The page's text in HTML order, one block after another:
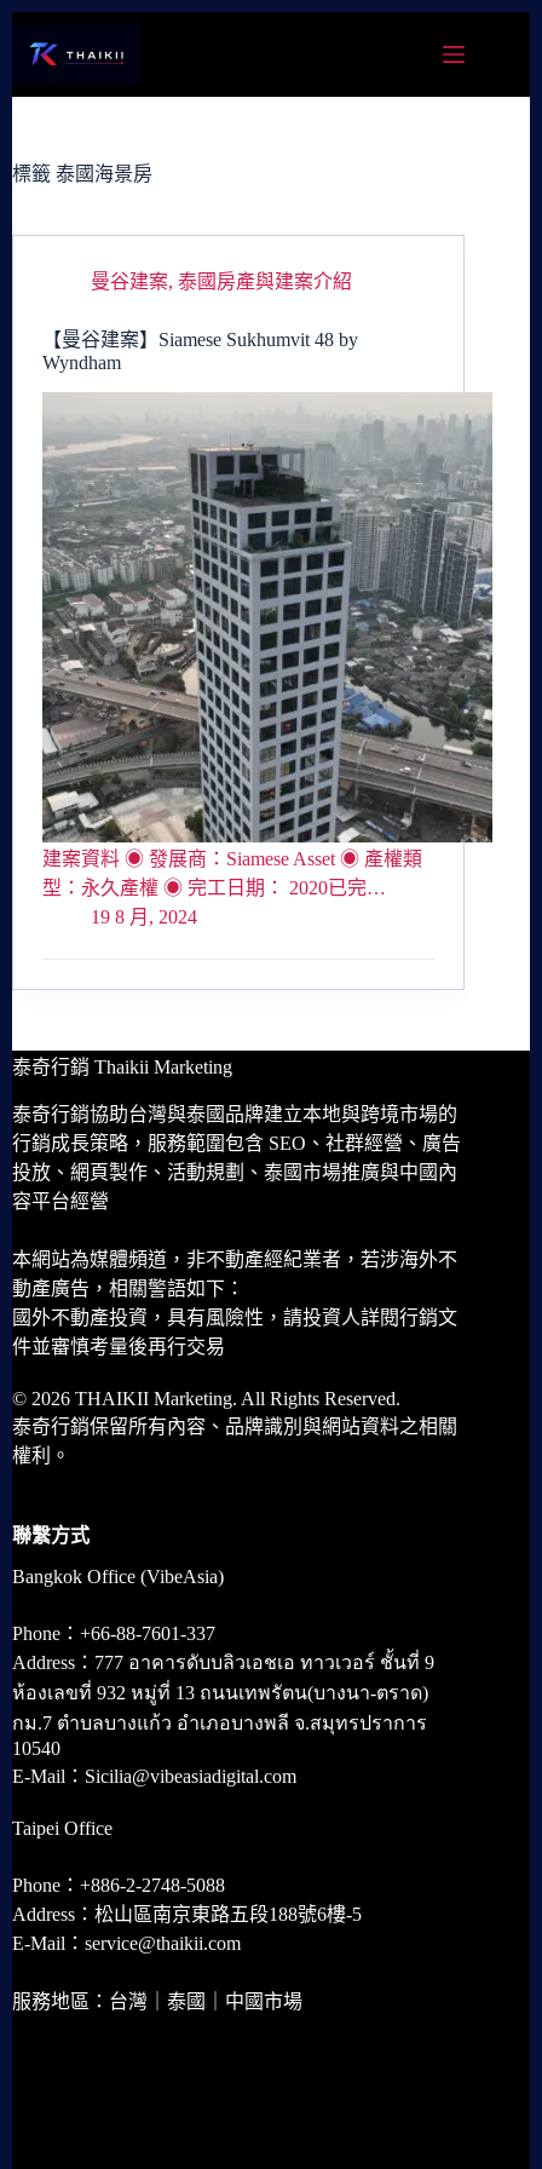
容
標籤 泰國海景房
曼谷建案, 泰國房產與建案介紹
【曼谷建案】Siamese Sukhumvit 48 by
Wyndham
建案資料 ◉ 發展商：Siamese Asset ◉ 產權類
型：永久產權 ◉ 完工日期： 2020已完…
19 8 月, 2024
泰奇行銷 Thaikii Marketing
泰奇行銷協助台灣與泰國品牌建立本地與跨境市場的
行銷成長策略，服務範圍包含 SEO、社群經營、廣告
投放、網頁製作、活動規劃、泰國市場推廣與中國內
容平台經營
本網站為媒體頻道，非不動產經紀業者，若涉海外不
動產廣告，相關警語如下：
國外不動產投資，具有風險性，請投資人詳閱行銷文
件並審慎考量後再行交易
© 2026 THAIKII Marketing. All Rights Reserved.
泰奇行銷保留所有內容、品牌識別與網站資料之相關
權利。
聯繫方式
Bangkok Office (VibeAsia)
Phone：+66-88-7601-337
Address：777 อาคารดับบลิวเอชเอ ทาวเวอร์ ชั้นที่ 9
ห้องเลขที่ 932 หมู่ที่ 13 ถนนเทพรัตน(บางนา-ตราด)
กม.7 ตำบลบางแก้ว อำเภอบางพลี จ.สมุทรปราการ
10540
E-Mail：Sicilia@vibeasiadigital.com
Taipei Office
Phone：+886-2-2748-5088
Address：松山區南京東路五段188號6樓-5
E-Mail：service@thaikii.com
服務地區：台灣｜泰國｜中國市場